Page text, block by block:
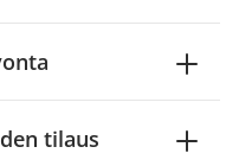
tilaus